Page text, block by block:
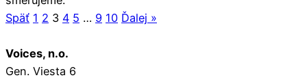
Späť 1 2 3 4 5 … 9 10 Ďalej »
Voices, n.o.
Gen. Viesta 6